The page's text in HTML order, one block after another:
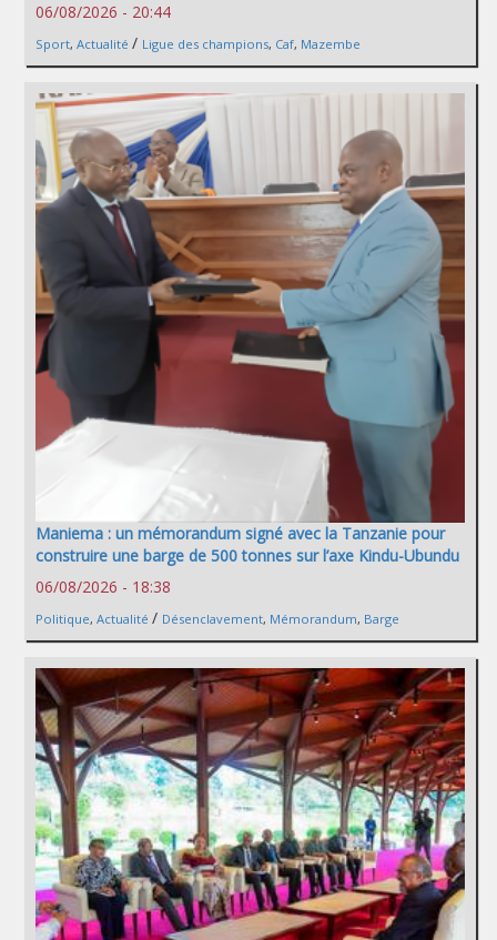
06/08/2026 - 20:44
Sport, Actualité / Ligue des champions, Caf, Mazembe
Maniema : un mémorandum signé avec la Tanzanie pour
construire une barge de 500 tonnes sur l’axe Kindu-Ubundu
06/08/2026 - 18:38
Politique, Actualité / Désenclavement, Mémorandum, Barge